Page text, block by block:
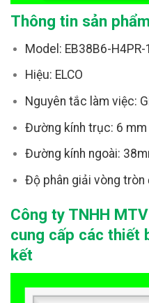
Thông tin sản phẩm
Model: EB38B6-
Hiệu: ELCO
Nguyên tắc làm việc:
Đường kính trục: 6 mm
Đường kính ngoài:
Độ phân giải vòng tròn
Công ty TNHH
cung cấp các thiết
kết